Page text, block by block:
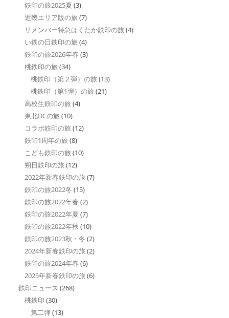
鉄印の旅2025夏 (3)
近畿エリア版の旅 (7)
リメンバー特急はくたか鉄印の旅 (4)
い鉄の日鉄印の旅 (4)
鉄印の旅2026年春 (3)
桃鉄印の旅 (34)
桃鉄印（第２弾）の旅 (13)
桃鉄印（第1弾）の旅 (21)
高校生鉄印の旅 (4)
東北DCの旅 (10)
コラボ鉄印の旅 (12)
鉄印1周年の旅 (8)
こども鉄印の旅 (10)
朔日鉄印の旅 (12)
2022年新春鉄印の旅 (7)
鉄印の旅2022冬 (15)
鉄印の旅2022年春 (2)
鉄印の旅2022年夏 (7)
鉄印の旅2022年秋 (10)
鉄印の旅2023秋・冬 (2)
2024年新春鉄印の旅 (2)
鉄印の旅2024年春 (6)
2025年新春鉄印の旅 (6)
鉄印ニュース (268)
桃鉄印 (30)
第二弾(13)